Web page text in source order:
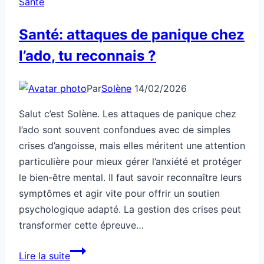
Santé: attaques de panique chez
l’ado, tu reconnais ?
ParSolène 14/02/2026
Salut c’est Solène. Les attaques de panique chez
l’ado sont souvent confondues avec de simples
crises d’angoisse, mais elles méritent une attention
particulière pour mieux gérer l’anxiété et protéger
le bien-être mental. Il faut savoir reconnaître leurs
symptômes et agir vite pour offrir un soutien
psychologique adapté. La gestion des crises peut
transformer cette épreuve…
Lire la suiteSanté: